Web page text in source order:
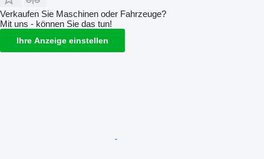
Verkaufen Sie Maschinen oder Fahrzeuge?
Mit uns - können Sie das tun!
Ihre Anzeige einstellen